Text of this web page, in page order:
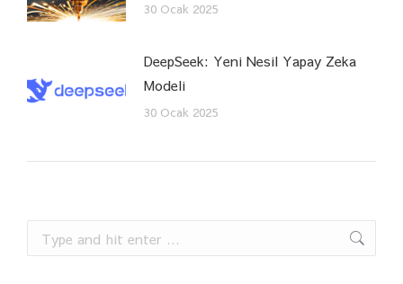
30 Ocak 2025
DeepSeek: Yeni Nesil Yapay Zeka
Modeli
30 Ocak 2025
Search: